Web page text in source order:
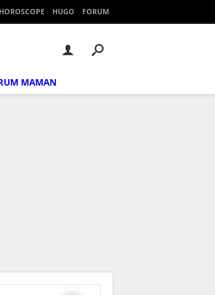
HOROSCOPE HUGO FORUM
MAMAN